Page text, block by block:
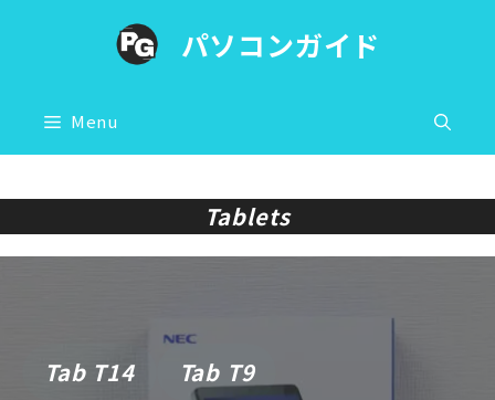
ツ
へ
ス
キ
パソコンガイド
Menu
Tablets
Tab T14 Tab T9